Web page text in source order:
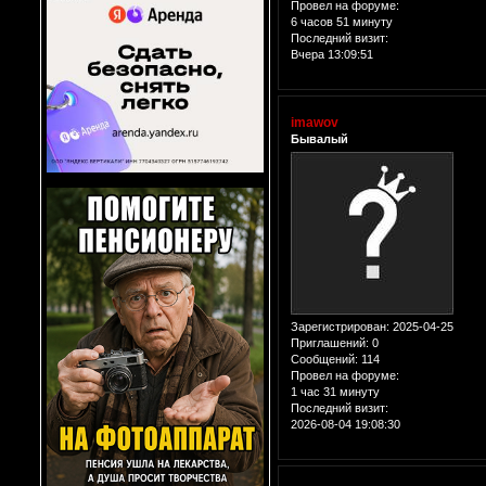
Провел на форуме:
6 часов 51 минуту
Последний визит:
Вчера 13:09:51
imawov
Бывалый
Зарегистрирован: 2025-04-25
Приглашений: 0
Сообщений: 114
Провел на форуме:
1 час 31 минуту
Последний визит:
2026-08-04 19:08:30